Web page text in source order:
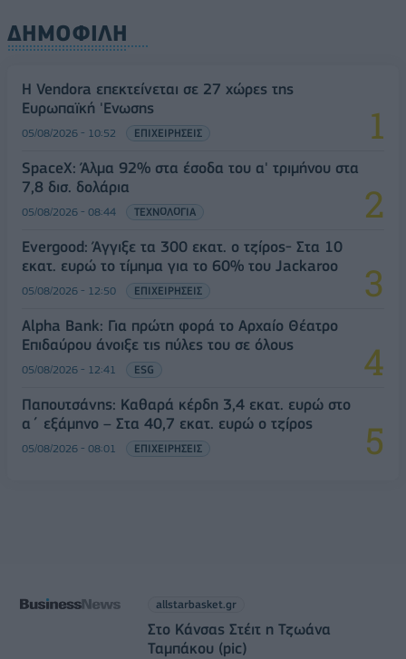
ΔΗΜΟΦΙΛΗ
Η Vendora επεκτείνεται σε 27 χώρες της
Ευρωπαϊκή 'Ενωσης
05/08/2026 - 10:52 ΕΠΙΧΕΙΡΗΣΕΙΣ
SpaceX: Άλμα 92% στα έσοδα του α' τριμήνου στα
7,8 δισ. δολάρια
05/08/2026 - 08:44 ΤΕΧΝΟΛΟΓΙΑ
Evergood: Άγγιξε τα 300 εκατ. ο τζίρος- Στα 10
εκατ. ευρώ το τίμημα για το 60% του Jackaroo
05/08/2026 - 12:50 ΕΠΙΧΕΙΡΗΣΕΙΣ
Alpha Bank: Για πρώτη φορά το Αρχαίο Θέατρο
Επιδαύρου άνοιξε τις πύλες του σε όλους
05/08/2026 - 12:41 ESG
Παπουτσάνης: Καθαρά κέρδη 3,4 εκατ. ευρώ στο
α΄ εξάμηνο – Στα 40,7 εκατ. ευρώ ο τζίρος
05/08/2026 - 08:01 ΕΠΙΧΕΙΡΗΣΕΙΣ
allstarbasket.gr
Στο Κάνσας Στέιτ η Τζωάνα
Ταμπάκου (pic)